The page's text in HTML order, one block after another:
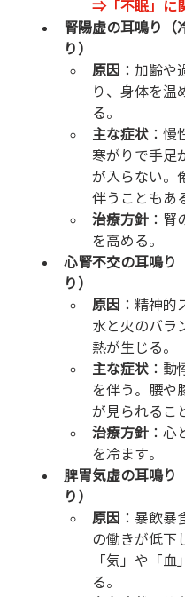
⇒「不眠」に
腎陽虚の耳鳴り（
り）
原因 ：加齢や
り、身体を温
る。
主な症状 ：慢
寒がりで手足
が入らない。
伴うこともあ
治療方針 ：腎
を高める。
心腎不交の耳鳴り
り）
原因 ：精神的
水と火のバラ
熱が生じる。
主な症状 ：動
を伴う。腰や
が見られるこ
治療方針 ：心
を冷ます。
脾胃気虚の耳鳴り
り）
原因 ：暴飲暴
の働きが低下
「気」や「
る。